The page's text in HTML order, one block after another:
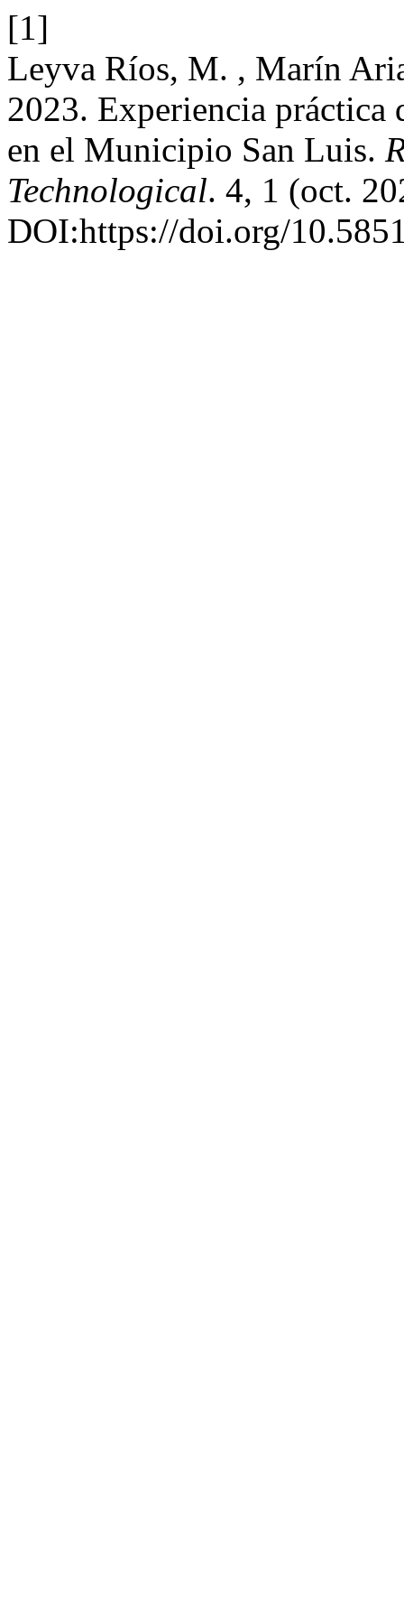
[1]
Leyva Ríos, M. , Marín
2023. Experiencia práctica
en el Municipio San Luis.
Technological. 4, 1 (oct.
DOI:https://doi.org/